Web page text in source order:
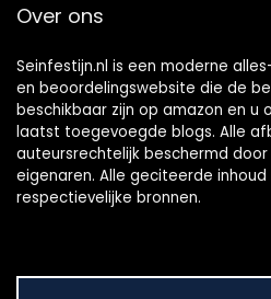
Over ons
Seinfestijn.nl is een moderne
en beoordelingswebsite die de
beschikbaar zijn op amazon en u
laatst toegevoegde blogs. Alle
auteursrechtelijk beschermd
eigenaren. Alle geciteerde
respectievelijke bronnen.